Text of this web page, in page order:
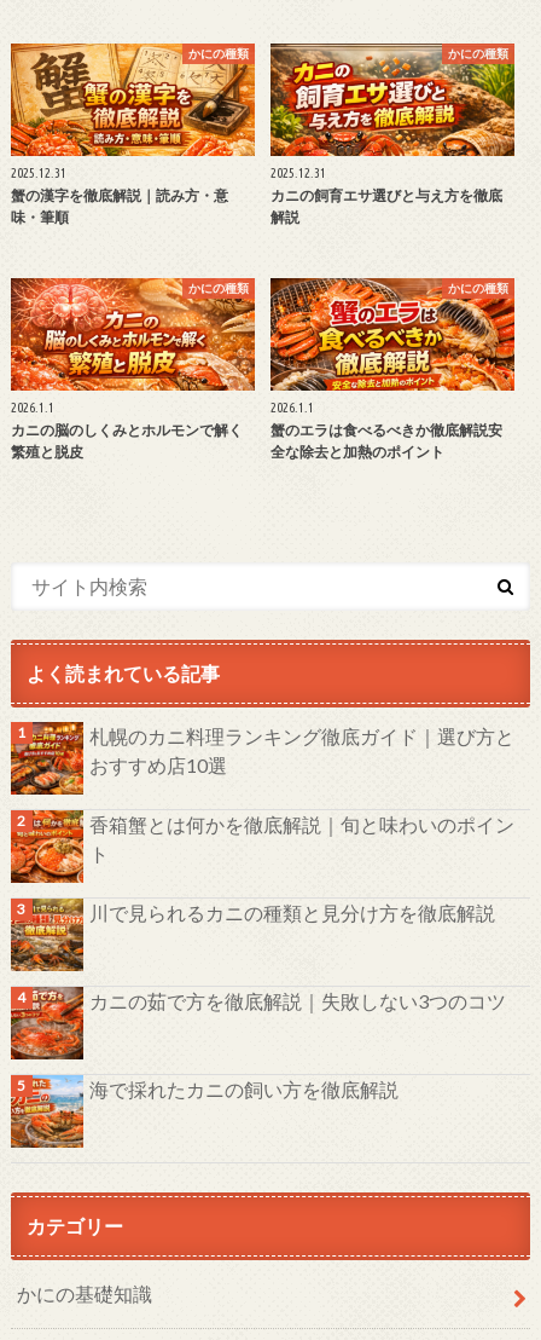
かにの種類
2025.12.31
蟹の漢字を徹底解説｜読み方・意
味・筆順
かにの種類
2025.12.31
カニの飼育エサ選びと与え方を徹底
解説
かにの種類
2026.1.1
カニの脳のしくみとホルモンで解く
繁殖と脱皮
かにの種類
2026.1.1
蟹のエラは食べるべきか徹底解説安
全な除去と加熱のポイント
よく読まれている記事
札幌のカニ料理ランキング徹底ガイド｜選び方と
おすすめ店10選
香箱蟹とは何かを徹底解説｜旬と味わいのポイン
ト
川で見られるカニの種類と見分け方を徹底解説
カニの茹で方を徹底解説｜失敗しない3つのコツ
海で採れたカニの飼い方を徹底解説
カテゴリー
かにの基礎知識